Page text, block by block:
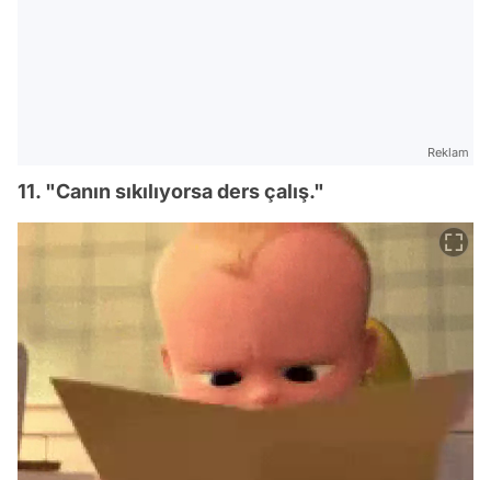
Reklam
11. "Canın sıkılıyorsa ders çalış."